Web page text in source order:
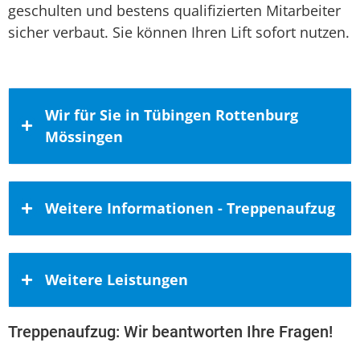
geschulten und bestens qualifizierten Mitarbeiter
sicher verbaut. Sie können Ihren Lift sofort nutzen.
Wir für Sie in Tübingen Rottenburg
Mössingen
Leben und Wohnen in Tübingen,
Mössingen und Rottenburg am Neckar
Natürlich ist auch der Kreis Tübingen Teil
unseres Geschäftsgebietes. Durch unsere
ausgezeichneten Überblick über die
Stadtarchitektur der Gemeinden und Städte
Weitere Informationen - Treppenaufzug
Vergleichen Sie die Preise!
Häusliche Mobilitätslösungen müssen
hohen Anforderungen standhalten.
Weitere Leistungen
Behindertenlift Koblenz,Hublift
Treppenaufzug: Wir beantworten Ihre Fragen!